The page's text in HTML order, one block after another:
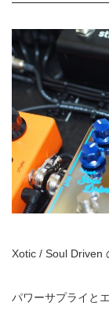
Xotic / Soul Driven
パワーサプライと